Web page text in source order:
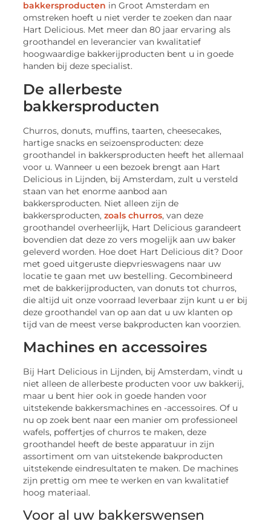
bakkersproducten in Groot Amsterdam en
omstreken hoeft u niet verder te zoeken dan naar
Hart Delicious. Met meer dan 80 jaar ervaring als
groothandel en leverancier van kwalitatief
hoogwaardige bakkerijproducten bent u in goede
handen bij deze specialist.
De allerbeste
bakkersproducten
Churros, donuts, muffins, taarten, cheesecakes,
hartige snacks en seizoensproducten: deze
groothandel in bakkersproducten heeft het allemaal
voor u. Wanneer u een bezoek brengt aan Hart
Delicious in Lijnden, bij Amsterdam, zult u versteld
staan van het enorme aanbod aan
bakkersproducten. Niet alleen zijn de
bakkersproducten,zoals churros, van deze
groothandel overheerlijk, Hart Delicious garandeert
bovendien dat deze zo vers mogelijk aan uw baker
geleverd worden. Hoe doet Hart Delicious dit? Door
met goed uitgeruste diepvrieswagens naar uw
locatie te gaan met uw bestelling. Gecombineerd
met de bakkerijproducten, van donuts tot churros,
die altijd uit onze voorraad leverbaar zijn kunt u er bij
deze groothandel van op aan dat u uw klanten op
tijd van de meest verse bakproducten kan voorzien.
Machines en accessoires
Bij Hart Delicious in Lijnden, bij Amsterdam, vindt u
niet alleen de allerbeste producten voor uw bakkerij,
maar u bent hier ook in goede handen voor
uitstekende bakkersmachines en -accessoires. Of u
nu op zoek bent naar een manier om professioneel
wafels, poffertjes of churros te maken, deze
groothandel heeft de beste apparatuur in zijn
assortiment om van uitstekende bakproducten
uitstekende eindresultaten te maken. De machines
zijn prettig om mee te werken en van kwalitatief
hoog materiaal.
Voor al uw bakkerswensen